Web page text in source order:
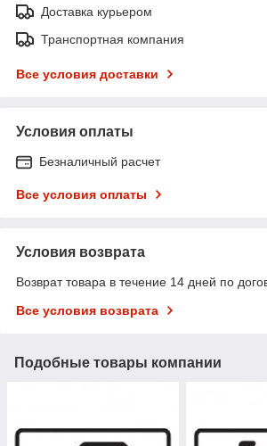
Доставка курьером
Транспортная компания
Все условия доставки
Условия оплаты
Безналичный расчет
Все условия оплаты
Условия возврата
Возврат товара в течение 14 дней по
Все условия возврата
Подобные товары компании